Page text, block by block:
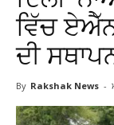
ਵਿੱਚ
ਦੀ
By Rakshak News -